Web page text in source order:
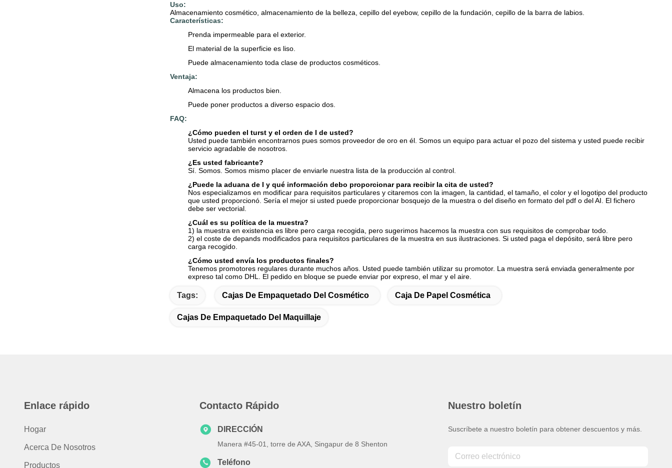
Uso:
Almacenamiento cosmético, almacenamiento de la belleza, cepillo del eyebow, cepillo de la fundación, cepillo de la barra de labios.
Características:
Prenda impermeable para el exterior.
El material de la superficie es liso.
Puede almacenamiento toda clase de productos cosméticos.
Ventaja:
Almacena los productos bien.
Puede poner productos a diverso espacio dos.
FAQ:
¿Cómo pueden el turst y el orden de I de usted?
Usted puede también encontrarnos pues somos proveedor de oro en él. Somos un equipo para actuar el pozo del sistema y usted puede recibir
servicio agradable de nosotros.
¿Es usted fabricante?
Sí. Somos. Somos mismo placer de enviarle nuestra lista de la producción al control.
¿Puede la aduana de I y qué información debo proporcionar para recibir la cita de usted?
Nos especializamos en modificar para requisitos particulares y citaremos con la imagen, la cantidad, el tamaño, el color y el logotipo del producto
que usted proporcionó. Sería el mejor si usted puede proporcionar bosquejo de la muestra o del diseño en formato del pdf o del AI. El fichero
debe ser vectorial.
¿Cuál es su política de la muestra?
1) la muestra en existencia es libre pero carga recogida, pero sugerimos hacemos la muestra con sus requisitos de comprobar todo.
2) el coste de depands modificados para requisitos particulares de la muestra en sus ilustraciones. Si usted paga el depósito, será libre pero
carga recogido.
¿Cómo usted envía los productos finales?
Tenemos promotores regulares durante muchos años. Usted puede también utilizar su promotor. La muestra será enviada generalmente por
expreso tal como DHL. El pedido en bloque se puede enviar por expreso, el mar y el aire.
Tags: Cajas De Empaquetado Del Cosmético Caja De Papel Cosmética
Cajas De Empaquetado Del Maquillaje
Enlace rápido
Hogar
Acerca De Nosotros
Productos
Contacto Rápido
DIRECCIÓN
Manera #45-01, torre de AXA, Singapur de 8 Shenton
Teléfono
Nuestro boletín
Suscríbete a nuestro boletín para obtener descuentos y más.